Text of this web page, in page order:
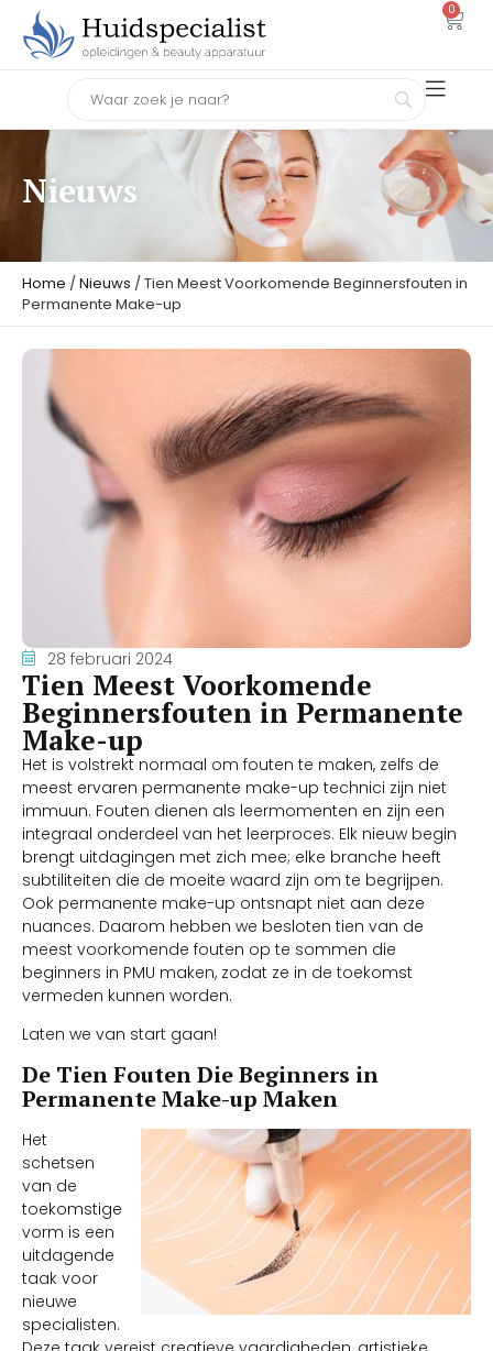
0
Nieuws
Home /Nieuws / Tien Meest Voorkomende Beginnersfouten in
Permanente Make-up
Tien Meest Voorkomende
Beginnersfouten in Permanente
Make-up
Het is volstrekt normaal om fouten te maken, zelfs de
meest ervaren permanente make-up technici zijn niet
immuun. Fouten dienen als leermomenten en zijn een
integraal onderdeel van het leerproces. Elk nieuw begin
brengt uitdagingen met zich mee; elke branche heeft
subtiliteiten die de moeite waard zijn om te begrijpen.
Ook permanente make-up ontsnapt niet aan deze
nuances. Daarom hebben we besloten tien van de
meest voorkomende fouten op te sommen die
beginners in PMU maken, zodat ze in de toekomst
vermeden kunnen worden.
Laten we van start gaan!
De Tien Fouten Die Beginners in
Permanente Make-up Maken
Het
schetsen
van de
toekomstige
vorm is een
uitdagende
taak voor
nieuwe
specialisten.
28 februari 2024